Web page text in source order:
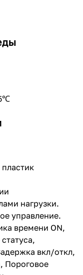
нагрузки.
управление.
времени ON,
вкл/откл,
Пороговое